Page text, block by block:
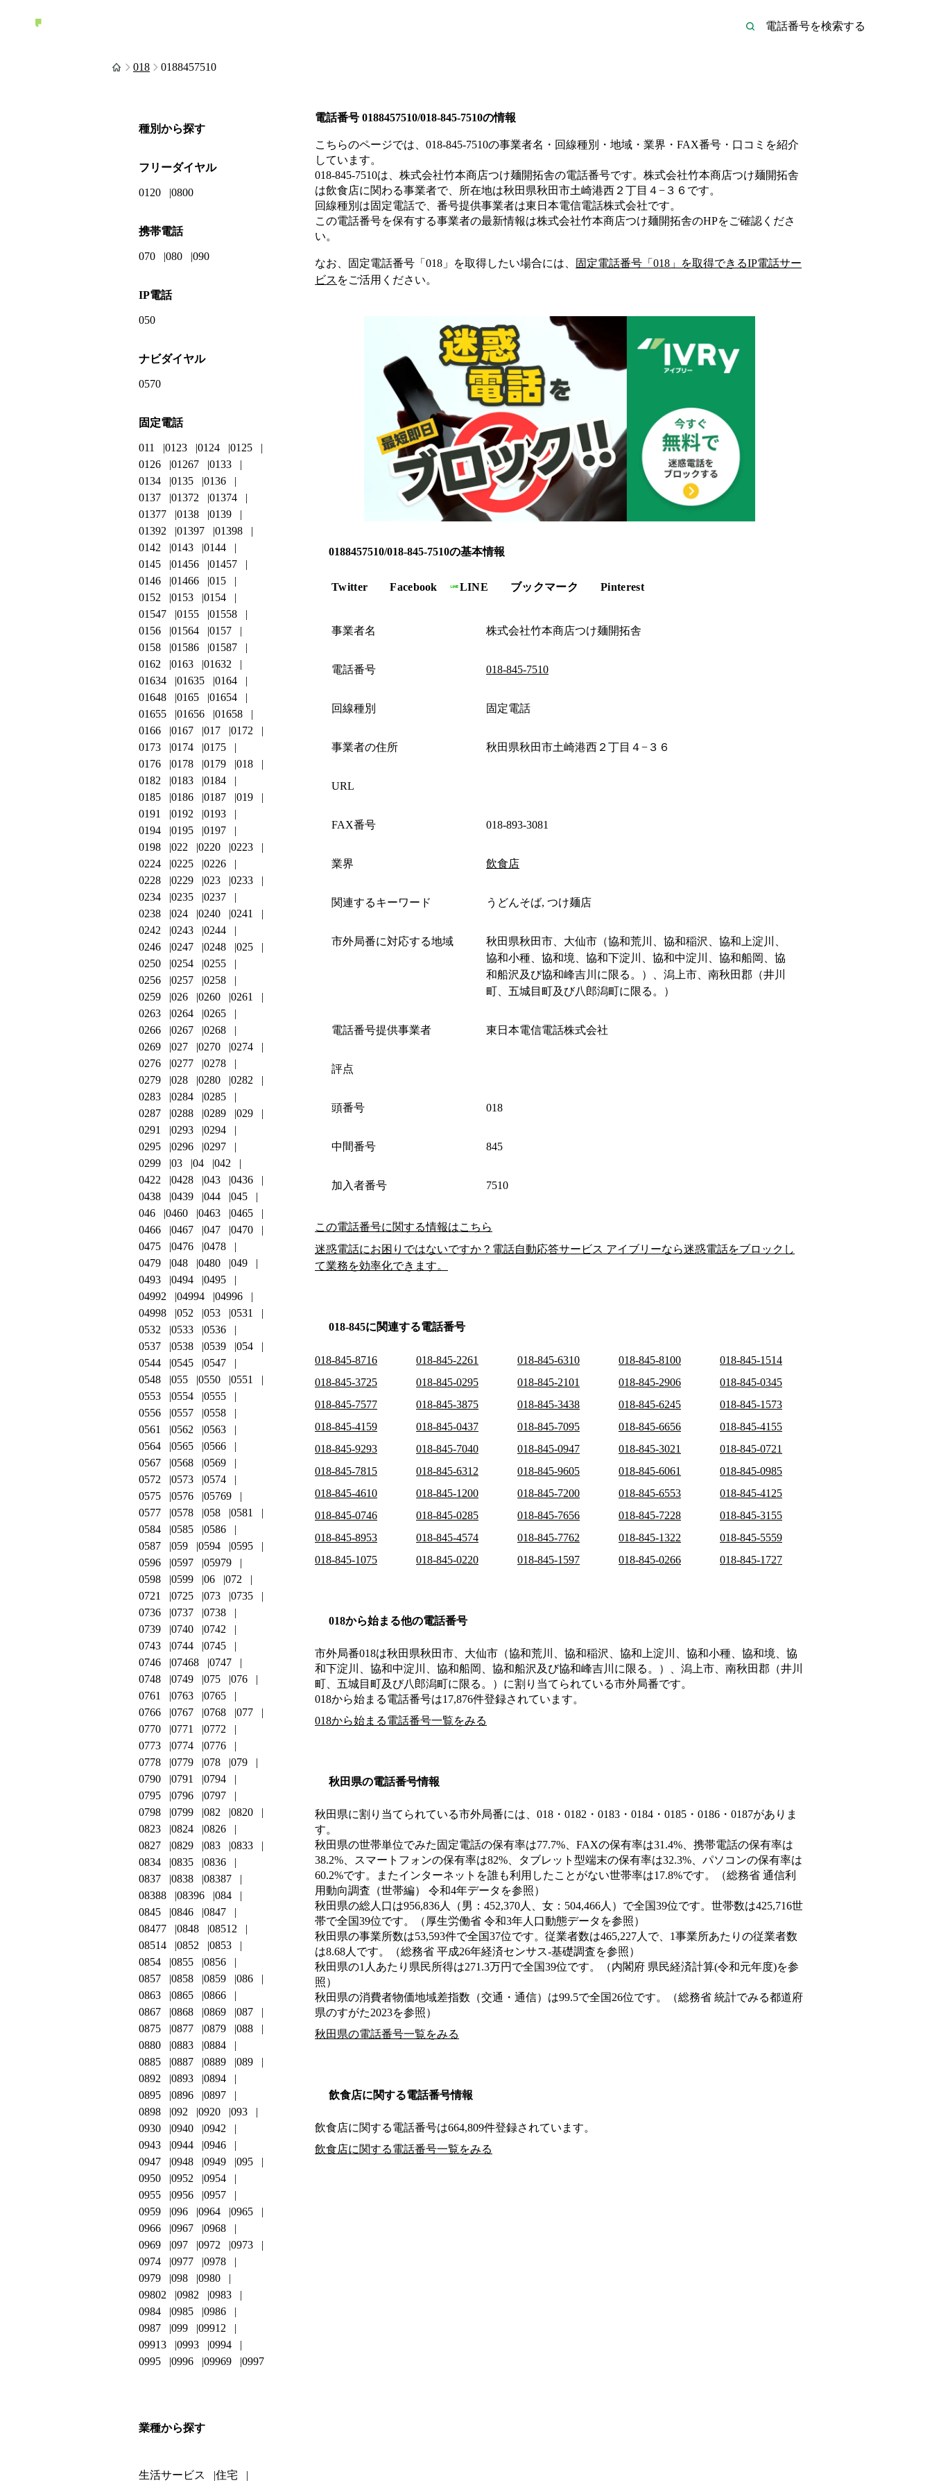
018 0188457510
電話番号 0188457510/018-845-7510の情報
こちらのページでは、 018-845-7510の事業者名・回線種別・地域・業界・FAX番号・口コミを紹介
しています。
018-845-7510は、 株式会社竹本商店つけ麺開拓舎の電話番号です。 株式会社竹本商店つけ麺開拓舎
は飲食店に関わる事業者で、所在地は秋田県秋田市土崎港西２丁目４−３６ です。
回線種別は固定電話で、番号提供事業者は東日本電信電話株式会社です。
この電話番号を保有する事業者の最新情報は株式会社竹本商店つけ麺開拓舎のHPをご確認くださ
い。
なお、固定電話番号「 018 」を取得したい場合には、 固定電話番号「 018 」を取得できるIP電話サー
ビス をご活用ください。
0188457510/018-845-7510の基本情報
Twitter Facebook LINE ブックマーク Pinterest
事業者名 株式会社竹本商店つけ麺開拓舎
電話番号 018-845-7510
回線種別 固定電話
事業者の住所 秋田県秋田市土崎港西２丁目４−３６
URL
FAX番号 018-893-3081
業界 飲食店
関連するキーワード うどんそば, つけ麺店
市外局番に対応する地域
秋田県秋田市、大仙市（協和荒川、協和稲沢、協和上淀川、
協和小種、協和境、協和下淀川、協和中淀川、協和船岡、協
和船沢及び協和峰吉川に限る。）、潟上市、南秋田郡（井川
町、五城目町及び八郎潟町に限る。）
電話番号提供事業者 東日本電信電話株式会社
評点
頭番号 018
中間番号 845
加入者番号 7510
この電話番号に関する情報はこちら
迷惑電話にお困りではないですか？電話自動応答サービス アイブリーなら迷惑電話をブロックし
て業務を効率化できます。
018-845に関連する電話番号
018-845-8716 018-845-2261 018-845-6310 018-845-8100
018-845-1514
018-845-3725
018-845-0295 018-845-2101 018-845-2906
018-845-0345
018-845-7577
018-845-3875 018-845-3438 018-845-6245
018-845-1573
018-845-4159
018-845-0437 018-845-7095 018-845-6656
018-845-4155
018-845-9293
018-845-7040 018-845-0947 018-845-3021
018-845-0721
018-845-7815
018-845-6312 018-845-9605 018-845-6061
018-845-0985
018-845-4610
018-845-1200 018-845-7200 018-845-6553
018-845-4125
018-845-0746
018-845-0285 018-845-7656 018-845-7228
018-845-3155
018-845-8953
018-845-4574 018-845-7762 018-845-1322
018-845-5559
018-845-1075
018-845-0220 018-845-1597 018-845-0266 018-845-1727
018から始まる他の電話番号
市外局番018は秋田県秋田市、大仙市（協和荒川、協和稲沢、協和上淀川、協和小種、協和境、協
和下淀川、協和中淀川、協和船岡、協和船沢及び協和峰吉川に限る。）、潟上市、南秋田郡（井川
町、五城目町及び八郎潟町に限る。） に割り当てられている市外局番です。
018から始まる電話番号は17,876件登録されています。
018から始まる電話番号一覧をみる
秋田県の電話番号情報
秋田県に割り当てられている市外局番には、018・0182・0183・0184・0185・0186・0187がありま
す。
秋田県の世帯単位でみた固定電話の保有率は77.7%、FAXの保有率は31.4%、携帯電話の保有率は
38.2%、スマートフォンの保有率は82%、タブレット型端末の保有率は32.3%、パソコンの保有率は
60.2%です。またインターネットを誰も利用したことがない世帯率は17.8%です。（総務省 通信利
用動向調査（世帯編） 令和4年データを参照）
秋田県の総人口は956,836人（男：452,370人、女：504,466人）で全国39位です。世帯数は425,716世
帯で全国39位です。（厚生労働省 令和3年人口動態データを参照）
秋田県の事業所数は53,593件で全国37位です。従業者数は465,227人で、1事業所あたりの従業者数
は8.68人です。（総務省 平成26年経済センサス‐基礎調査を参照）
秋田県の1人あたり県民所得は271.3万円で全国39位です。（内閣府 県民経済計算(令和元年度)を参
照）
秋田県の消費者物価地域差指数（交通・通信）は99.5で全国26位です。（総務省 統計でみる都道府
県のすがた2023を参照）
秋田県の電話番号一覧をみる
飲食店に関する電話番号情報
飲食店に関する電話番号は664,809件登録されています。
飲食店に関する電話番号一覧をみる
種別から探す
フリーダイヤル
0120 0800
携帯電話
070 080 090
IP電話
050
ナビダイヤル
0570
固定電話
011 0123 0124
0125
0126
01267
0133
0134
0135
0136
0137
01372
01374
01377
0138
0139
01392
01397
01398
0142
0143
0144
0145
01456
01457
0146
01466
015
0152
0153
0154
01547
0155
01558
0156
01564
0157
0158
01586
01587
0162
0163
01632
01634
01635
0164
01648
0165
01654
01655
01656
01658
0166
0167 017
0172
0173
0174
0175
0176
0178 0179
018
0182
0183
0184
0185
0186 0187
019
0191
0192
0193
0194
0195
0197
0198
022 0220
0223
0224
0225
0226
0228
0229 023
0233
0234
0235
0237
0238
024 0240
0241
0242
0243
0244
0246
0247 0248
025
0250
0254
0255
0256
0257
0258
0259
026 0260
0261
0263
0264
0265
0266
0267
0268
0269
027 0270
0274
0276
0277
0278
0279
028 0280
0282
0283
0284
0285
0287
0288 0289
029
0291
0293
0294
0295
0296
0297
0299
03 04
042
0422
0428 043
0436
0438
0439 044
045
046
0460 0463
0465
0466
0467 047
0470
0475
0476
0478
0479
048 0480
049
0493
0494
0495
04992
04994
04996
04998
052 053
0531
0532
0533
0536
0537
0538 0539
054
0544
0545
0547
0548
055 0550
0551
0553
0554
0555
0556
0557
0558
0561
0562
0563
0564
0565
0566
0567
0568
0569
0572
0573
0574
0575
0576
05769
0577
0578 058
0581
0584
0585
0586
0587
059 0594
0595
0596
0597
05979
0598
0599 06
072
0721
0725 073
0735
0736
0737
0738
0739
0740
0742
0743
0744
0745
0746
07468
0747
0748
0749 075
076
0761
0763
0765
0766
0767 0768
077
0770
0771
0772
0773
0774
0776
0778
0779 078
079
0790
0791
0794
0795
0796
0797
0798
0799 082
0820
0823
0824
0826
0827
0829 083
0833
0834
0835
0836
0837
0838
08387
08388
08396
084
0845
0846
0847
08477
0848
08512
08514
0852
0853
0854
0855
0856
0857
0858 0859
086
0863
0865
0866
0867
0868 0869
087
0875
0877 0879
088
0880
0883
0884
0885
0887 0889
089
0892
0893
0894
0895
0896
0897
0898
092 0920
093
0930
0940
0942
0943
0944
0946
0947
0948 0949
095
0950
0952
0954
0955
0956
0957
0959
096 0964
0965
0966
0967
0968
0969
097 0972
0973
0974
0977
0978
0979
098
0980
09802
0982
0983
0984
0985
0986
0987
099
09912
09913
0993
0994
0995
0996 09969 0997
業種から探す
生活サービス 住宅